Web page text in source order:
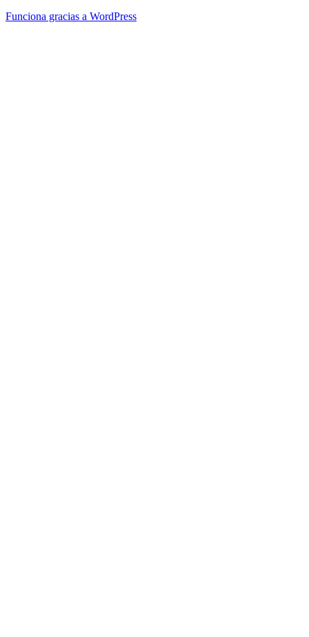
Funciona gracias a WordPress